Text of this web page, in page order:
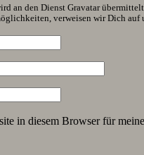
an den Dienst Gravatar
verweisen wir Dich auf
in diesem Browser für